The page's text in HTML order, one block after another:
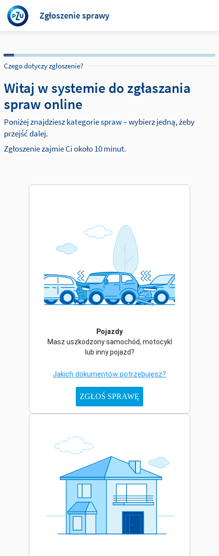
Zgłoszenie sprawy
Czego dotyczy zgłoszenie?
Witaj w systemie do zgłaszania
spraw online
Poniżej znajdziesz kategorie spraw – wybierz jedną, żeby
przejść dalej.
Zgłoszenie zajmie Ci około 10 minut.
Pojazdy
Masz uszkodzony samochód, motocykl
lub inny pojazd?
Jakich dokumentów potrzebujesz?
ZGŁOŚ SPRAWĘ